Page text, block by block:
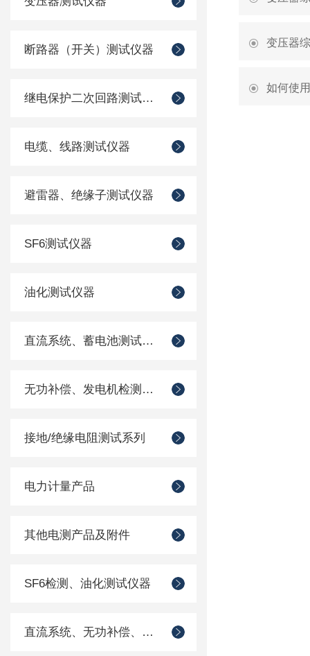
断路器（开关）测试仪器
继电保护二次回路测试仪器
电缆、线路测试仪器
避雷器、绝缘子测试仪器
SF6测试仪器
油化测试仪器
直流系统、蓄电池测试仪器
无功补偿、发电机检测仪器
接地/绝缘电阻测试系列
电力计量产品
其他电测产品及附件
SF6检测、油化测试仪器
直流系统、无功补偿、电池电机检测仪器
变压器
如何使